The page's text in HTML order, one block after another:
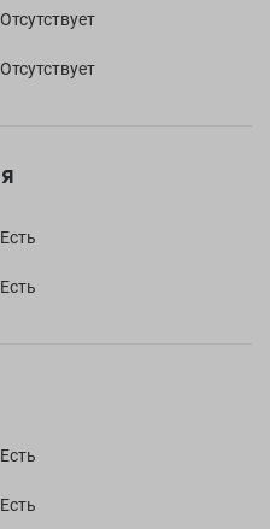
Отсутствует
Отсутствует
Есть
Есть
Есть
Есть